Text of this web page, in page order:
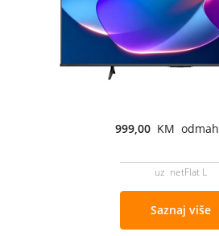
999,00 KM odmah
uz netFlat L
Saznaj više